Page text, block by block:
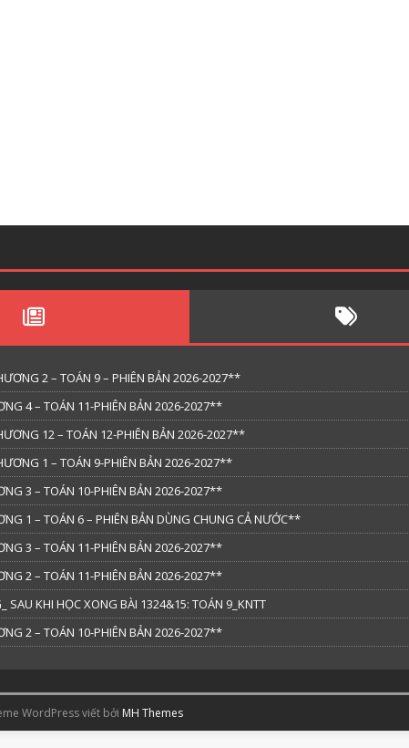
2 – TOÁN 9 – PHIÊN BẢN 2026-2027**
4 – TOÁN 11-PHIÊN BẢN 2026-2027**
12 – TOÁN 12-PHIÊN BẢN 2026-2027**
1 – TOÁN 9-PHIÊN BẢN 2026-2027**
3 – TOÁN 10-PHIÊN BẢN 2026-2027**
1 – TOÁN 6 – PHIÊN BẢN DÙNG CHUNG CẢ NƯỚC**
3 – TOÁN 11-PHIÊN BẢN 2026-2027**
2 – TOÁN 11-PHIÊN BẢN 2026-2027**
SAU KHI HỌC XONG BÀI 1324&15: TOÁN 9_KNTT
2 – TOÁN 10-PHIÊN BẢN 2026-2027**
WordPress viết bởi MH Themes